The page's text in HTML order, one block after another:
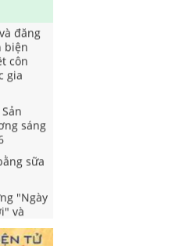
đăng
biện
côn
gia
sáng
sữa
"Ngày
và
người"